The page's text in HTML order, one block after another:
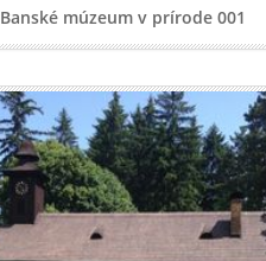
Banské múzeum v prírode 001